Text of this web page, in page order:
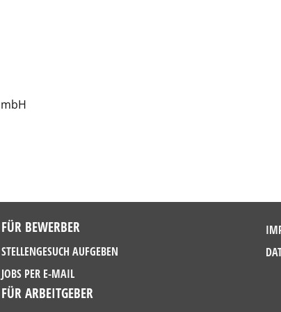
FÜR BEWERBER
STELLENGESUCH AUFGEBEN
JOBS PER E-MAIL
FÜR ARBEITGEBER